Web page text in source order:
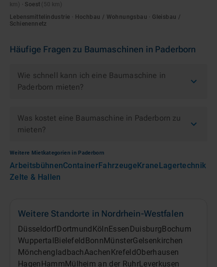
· Soest
Lebensmittelindustrie · Hochbau / Wohnungsbau · Gleisbau /
Schienennetz
Häufige Fragen zu Baumaschinen in Paderborn
Wie schnell kann ich eine Baumaschine in
Paderborn mieten?
Was kostet eine Baumaschine in Paderborn zu
mieten?
Weitere Mietkategorien in Paderborn
ArbeitsbühnenContainerFahrzeugeKraneLagertechnik
Zelte & Hallen
Weitere Standorte in Nordrhein-Westfalen
DüsseldorfDortmund Köln Essen Duisburg Bochum
Wuppertal Bielefeld Bonn MünsterGelsenkirchen
MönchengladbachAachen Krefeld Oberhausen
Hagen Hamm Mülheim an der RuhrLeverkusen